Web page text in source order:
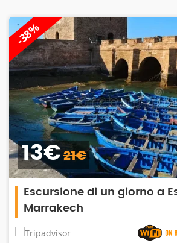
-28%
249€350€
Tour privato nel deserto di
giorni